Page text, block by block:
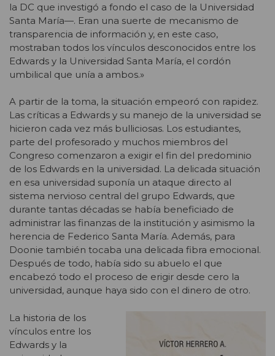
la DC que investigó a fondo el caso de la Universidad
Santa María—. Eran una suerte de mecanismo de
transparencia de información y, en este caso,
mostraban todos los vínculos desconocidos entre los
Edwards y la Universidad Santa María, el cordón
umbilical que unía a ambos.»
A partir de la toma, la situación empeoró con rapidez.
Las críticas a Edwards y su manejo de la universidad se
hicieron cada vez más bulliciosas. Los estudiantes,
parte del profesorado y muchos miembros del
Congreso comenzaron a exigir el fin del predominio
de los Edwards en la universidad. La delicada situación
en esa universidad suponía un ataque directo al
sistema nervioso central del grupo Edwards, que
durante tantas décadas se había beneficiado de
administrar las finanzas de la institución y asimismo la
herencia de Federico Santa María. Además, para
Doonie también tocaba una delicada fibra emocional.
Después de todo, había sido su abuelo el que
encabezó todo el proceso de erigir desde cero la
universidad, aunque haya sido con el dinero de otro.
La historia de los
vínculos entre los
Edwards y la